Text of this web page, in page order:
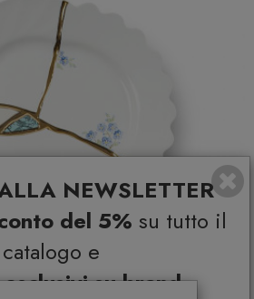
NEWSLETTER
del 5% su tutto il
catalogo e
su brand